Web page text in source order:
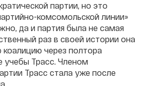
партии, но это
комсомольской линии»
да и партия была не самая
раз в своей истории она
через полтора
учебы Трасс. Членом
Трасс стала уже после